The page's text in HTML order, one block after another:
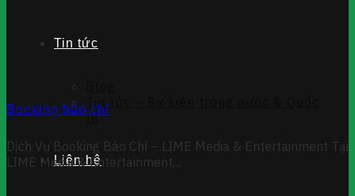
Tin tức
Tin tức – Sự kiện trong nước & Quốc
tế
Liên hệ
Booking báo chí
Dịch Vụ Booking Báo Chí – LIME Media & Entertainment Tại
LIME Media & Entertainment,...